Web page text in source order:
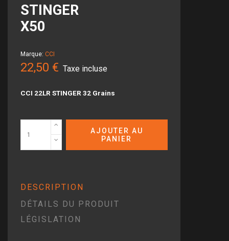
STINGER
X50
Marque: CCI
22,50 € Taxe incluse
CCI 22LR STINGER 32 Grains
AJOUTER AU
PANIER
DESCRIPTION
DÉTAILS DU PRODUIT
LÉGISLATION